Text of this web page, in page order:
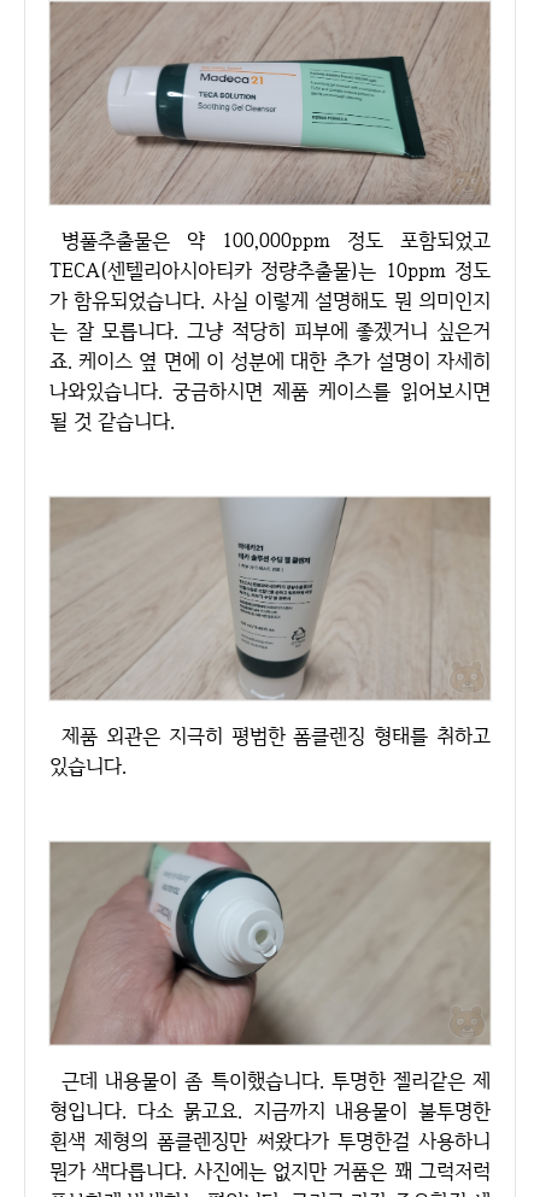
병풀추출물은 약 100,000ppm 정도 포함되었고
TECA(센텔리아시아티카 정량추출물)는 10ppm 정도
가 함유되었습니다. 사실 이렇게 설명해도 뭔 의미인지
는 잘 모릅니다. 그냥 적당히 피부에 좋겠거니 싶은거
죠. 케이스 옆 면에 이 성분에 대한 추가 설명이 자세히
나와있습니다. 궁금하시면 제품 케이스를 읽어보시면
될 것 같습니다.
제품 외관은 지극히 평범한 폼클렌징 형태를 취하고
있습니다.
근데 내용물이 좀 특이했습니다. 투명한 젤리같은 제
형입니다. 다소 묽고요. 지금까지 내용물이 불투명한
흰색 제형의 폼클렌징만 써왔다가 투명한걸 사용하니
뭔가 색다릅니다. 사진에는 없지만 거품은 꽤 그럭저럭